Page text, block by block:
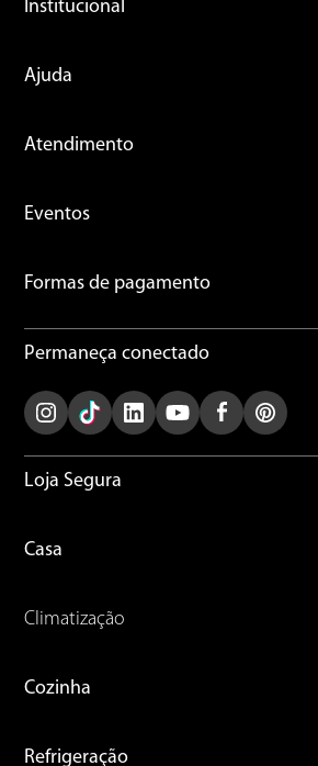
Institucional
Ajuda
Atendimento
Eventos
Formas de pagamento
Permaneça conectado
Loja Segura
Casa
Climatização
Cozinha
Refrigeração